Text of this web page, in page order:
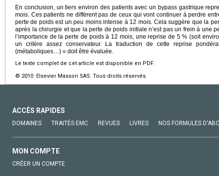
En conclusion, un tiers environ des patients avec un bypass gastrique
mois. Ces patients ne diffèrent pas de ceux qui vont continuer à perdre
perte de poids est un peu moins intense à 12 mois. Cela suggère que la
après la chirurgie et que la perte de poids initiale n’est pas un frein à une
l’importance de la perte de poids à 12 mois, une reprise de 5 % (soit
un critère assez conservateur. La traduction de cette reprise
(métaboliques…) » doit être évaluée.
Le texte complet de cet article est disponible en PDF.
© 2010 Elsevier Masson SAS. Tous droits réservés.
ACCÈS RAPIDES
DOMAINES TRAITÉS EMC REVUES LIVRES NOS FORMULES
MON COMPTE
CRÉER UN COMPTE